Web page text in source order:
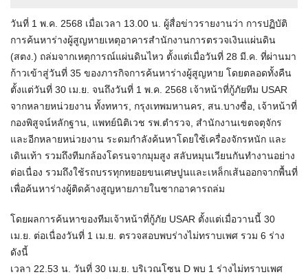
วันที่ 1 พ.ค. 2568 เมื่อเวลา 13.00 น. ผู้สื่อข่าวรายงานว่า การปฏิบัติ
การค้นหาร่างผู้สูญหายเหตุอาคารสำนักงานการตรวจเงินแผ่นดิน
(สตง.) ถล่มจากเหตุการณ์แผ่นดินไหว ตั้งแต่เมื่อวันที่ 28 มี.ค. ที่ผ่านมา
ก้าวเข้าสู่วันที่ 35 ของภารกิจการค้นหาร่างผู้สูญหาย โดยตลอดทั้งคืน
ตั้งแต่วันที่ 30 เม.ย. จนถึงวันที่ 1 พ.ค. 2568 เจ้าหน้าที่กู้ภัยทีม USAR
จากหลายหน่วยงาน ทั้งทหาร, กรุงเทพมหานคร, สน.บางซื่อ, เจ้าหน้าที่
กองพิสูจน์หลักฐาน, แพทย์นิติเวช รพ.ตำรวจ, สำนักงานเขตจตุจักร
และอีกหลายหน่วยงาน ระดมกำลังค้นหาโดยใช้เครื่องจักรหนัก และ
เดินเท้า รวมถึงทีมกล้องโดรนจากมุมสูง สลับหมุนเวียนกันทำงานอย่าง
ต่อเนื่อง รวมถึงใช้รถบรรทุกทยอยขนเศษปูนและเหล็กเส้นออกจากพื้นที่
เพื่อค้นหาร่างผู้ติดค้างสูญหายภายในซากอาคารถล่ม
โดยผลการค้นหาของทีมเจ้าหน้าที่กู้ภัย USAR ตั้งแต่เมื่อวานนี้ 30
เม.ย. ต่อเนื่องวันที่ 1 เม.ย. ตรวจสอบพบร่างไม่ทราบเพศ รวม 6 ร่าง
ดังนี้
เวลา 22.53 น. วันที่ 30 เม.ย. บริเวณโซน D พบ 1 ร่างไม่ทราบเพศ